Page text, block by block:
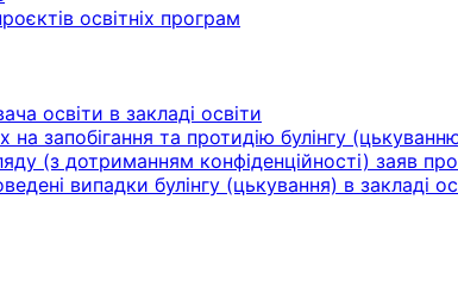
освітніх програм
освіти в закладі освіти
запобігання та протидію булінгу
(з дотриманням конфіденційності) заяв
випадки булінгу (цькування) в закладі